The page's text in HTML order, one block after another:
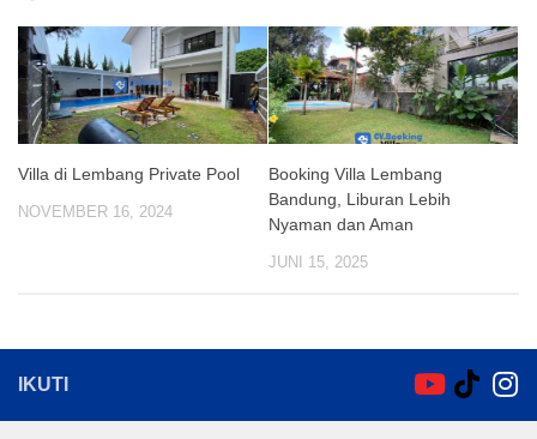
Villa di Lembang Private Pool
NOVEMBER 16, 2024
Booking Villa Lembang
Bandung, Liburan Lebih
Nyaman dan Aman
JUNI 15, 2025
IKUTI